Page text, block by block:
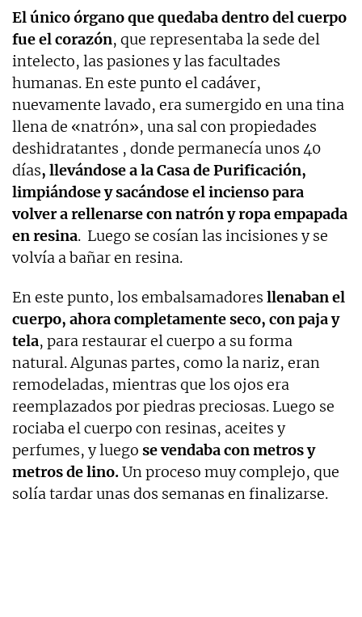
El único órgano que quedaba dentro del cuerpo
fue el corazón, que representaba la sede del
intelecto, las pasiones y las facultades
humanas. En este punto el cadáver,
nuevamente lavado, era sumergido en una tina
llena de «natrón», una sal con propiedades
deshidratantes , donde permanecía unos 40
días, llevándose a la Casa de Purificación,
limpiándose y sacándose el incienso para
volver a rellenarse con natrón y ropa empapada
en resina. Luego se cosían las incisiones y se
volvía a bañar en resina.
En este punto, los embalsamadores llenaban el
cuerpo, ahora completamente seco, con paja y
tela, para restaurar el cuerpo a su forma
natural. Algunas partes, como la nariz, eran
remodeladas, mientras que los ojos era
reemplazados por piedras preciosas. Luego se
rociaba el cuerpo con resinas, aceites y
perfumes, y luego se vendaba con metros y
metros de lino.Un proceso muy complejo, que
solía tardar unas dos semanas en finalizarse.